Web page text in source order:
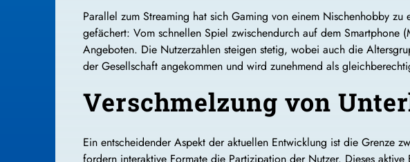
Parallel zum Streaming hat sich Gaming von einem Nischenhobby
gefächert: Vom schnellen Spiel zwischendurch auf dem
Angeboten. Die Nutzerzahlen steigen stetig, wobei auch die
der Gesellschaft angekommen und wird zunehmend als
Verschmelzung von
Ein entscheidender Aspekt der aktuellen Entwicklung ist die Grenze